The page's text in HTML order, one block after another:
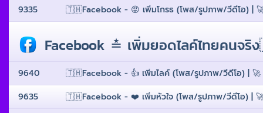
9335
🇹🇭Facebook - 😡 เพิ่มโกรธ (โพส/รูปภาพ/วีดีโอ) |
Facebook ≛ เพิ่มยอดไลค์ไทยคนจริ
9640
🇹🇭Facebook - 👍 เพิ่มไลค์ (โพส/รูปภาพ/วีดีโอ) | 🚀
9635
🇹🇭Facebook - ❤️ เพิ่มหัวใจ (โพส/รูปภาพ/วีดีโอ) | 🚀